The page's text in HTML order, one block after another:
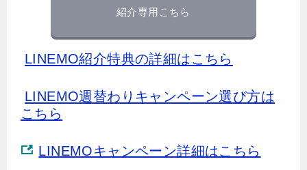
紹介専用こちら
LINEMO紹介特典の詳細はこちら
LINEMO週替わりキャンペーン選び方は
こちら
LINEMOキャンペーン詳細はこちら